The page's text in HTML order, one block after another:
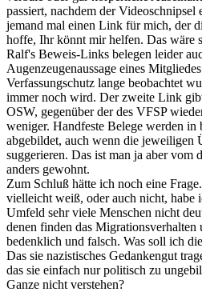
passiert, nachdem der Videoschnipsel
jemand mal einen Link für mich, der
hoffe, Ihr könnt mir helfen. Das wäre
Ralf's Beweis-Links belegen leider
Augenzeugenaussage eines
Verfassungschutz lange beobachtet
immer noch wird. Der zweite Link
OSW, gegenüber der des VFSP
weniger. Handfeste Belege werden in
abgebildet, auch wenn die jeweiligen
suggerieren. Das ist man ja aber vom
anders gewohnt.
Zum Schluß hätte ich noch eine
vielleicht weiß, oder auch nicht, habe
Umfeld sehr viele Menschen nicht
denen finden das Migrationsverhalten
bedenklich und falsch. Was soll ich
Das sie nazistisches Gedankengut
das sie einfach nur politisch zu
Ganze nicht verstehen?